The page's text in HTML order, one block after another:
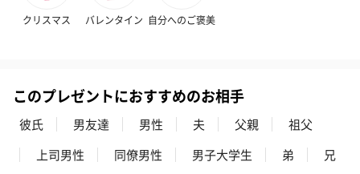
ゼリーバウム カット
（レモン＆紅茶）（432
円）
麦わらパンダバウム
（バナナ味）（540円）
3層デザート
ェ〜国産フル
り〜 3号（864
クリスマス バレンタイン 自分へのご褒美
このプレゼントにおすすめのお相手
彼氏 男友達 男性 夫 父親
祖父
上司男性
同僚男性 男子大学生 弟
兄